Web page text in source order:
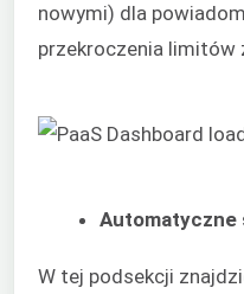
nowymi) dla
przekroczenia limitów
Automatyczne
W tej podsekcji